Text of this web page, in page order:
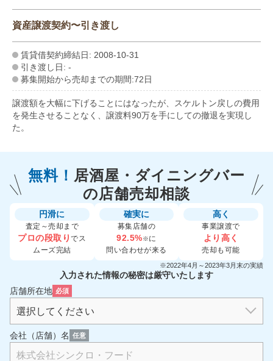
資産譲渡契約〜引き渡し
賃貸借契約締結日: 2008-10-31
引き渡し日: -
募集開始から売却までの期間:72日
譲渡額を大幅に下げることにはなったが、スケルトン戻しの費用
を発生させることなく、譲渡料90万を手にしての撤退を実現し
た。
無料！ 居酒屋・ダイニングバー
の店舗売却相談
円滑に
査定～売却まで
プロの段取りでス
ムーズ完結
確実に
募集店舗の
92.5%※に
問い合わせが来る
高く
事業譲渡で
より高く
売却も可能
※2022年4月～2023年3月末の実績
入力された情報の秘密は厳守いたします
店舗所在地 必須
会社（店舗）名 任意